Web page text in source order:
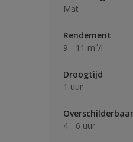
Mat
Rendement
9 - 11 m²/l
Droogtijd
1 uur
Overschilderbaar
4 - 6 uur